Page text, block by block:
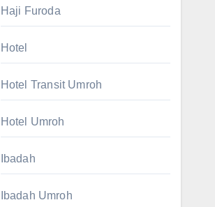
Haji Furoda
Hotel
Hotel Transit Umroh
Hotel Umroh
Ibadah
Ibadah Umroh